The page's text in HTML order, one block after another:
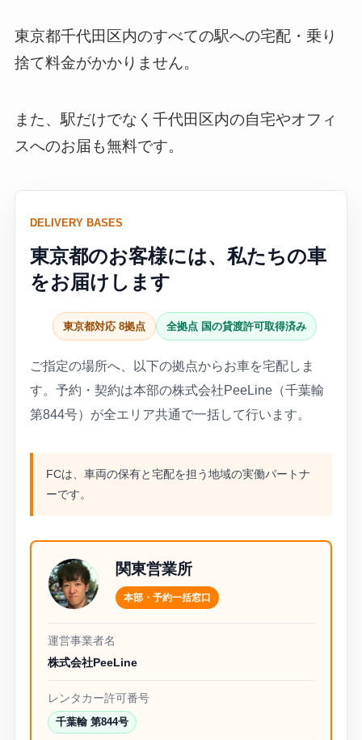
東京都千代田区内のすべての駅への宅配・乗り
捨て料金がかかりません。
また、駅だけでなく千代田区内の自宅やオフィ
スへのお届も無料です。
DELIVERY BASES
東京都のお客様には、私たちの車
をお届けします
東京都対応 8拠点 全拠点 国の貸渡許可取得済み
ご指定の場所へ、以下の拠点からお車を宅配しま
す。予約・契約は本部の株式会社PeeLine（千葉輸
第844号）が全エリア共通で一括して行います。
FCは、車両の保有と宅配を担う地域の実働パートナ
ーです。
関東営業所
本部・予約一括窓口
運営事業者名
株式会社PeeLine
レンタカー許可番号
千葉輸 第844号